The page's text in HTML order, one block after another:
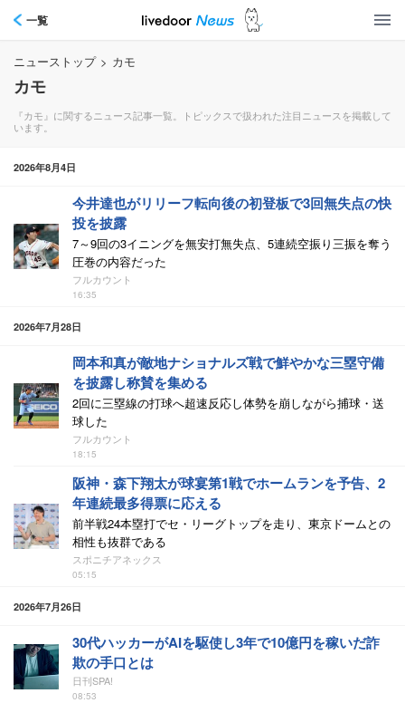
一覧
ニューストップ > カモ
カモ
『カモ』に関するニュース記事一覧。トピックスで扱われた注目ニュースを掲載して
います。
2026年8月4日
今井達也がリリーフ転向後の初登板で3回無失点の快
投を披露
7～9回の3イニングを無安打無失点、5連続空振り三振を奪う
圧巻の内容だった
フルカウント
16:35
2026年7月28日
岡本和真が敵地ナショナルズ戦で鮮やかな三塁守備
を披露し称賛を集める
2回に三塁線の打球へ超速反応し体勢を崩しながら捕球・送
球した
フルカウント
18:15
阪神・森下翔太が球宴第1戦でホームランを予告、2
年連続最多得票に応える
前半戦24本塁打でセ・リーグトップを走り、東京ドームとの
相性も抜群である
スポニチアネックス
05:15
2026年7月26日
30代ハッカーがAIを駆使し3年で10億円を稼いだ詐
欺の手口とは
日刊SPA!
08:53